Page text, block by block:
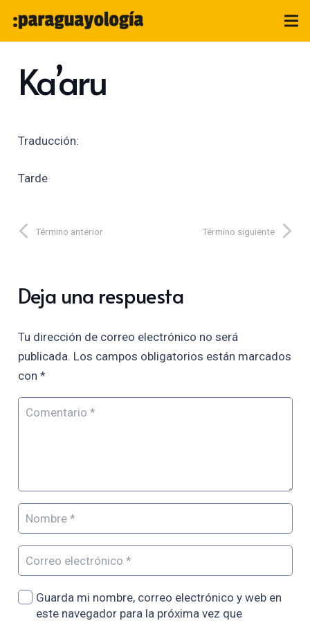
Ka’aru
Traducción:
Tarde
Término anterior Término siguiente
Deja una respuesta
Tu dirección de correo electrónico no será
publicada. Los campos obligatorios están marcados
con *
Guarda mi nombre, correo electrónico y web en
este navegador para la próxima vez que